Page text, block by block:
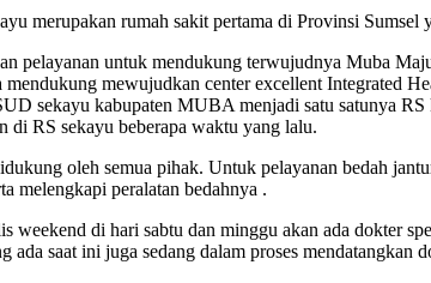
merupakan rumah sakit pertama di Provinsi
pelayanan untuk mendukung terwujudnya Muba
mewujudkan center excellent Integrated
sekayu kabupaten MUBA menjadi satu satunya
di RS sekayu beberapa waktu yang lalu.
oleh semua pihak. Untuk pelayanan bedah
melengkapi peralatan bedahnya .
weekend di hari sabtu dan minggu akan ada dokter
ada saat ini juga sedang dalam proses